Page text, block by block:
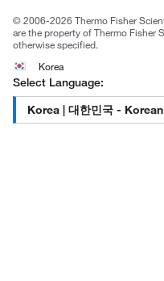
© 2006-2026 Thermo Fisher
are the property of Thermo Fisher
otherwise specified.
Korea
Select Language: